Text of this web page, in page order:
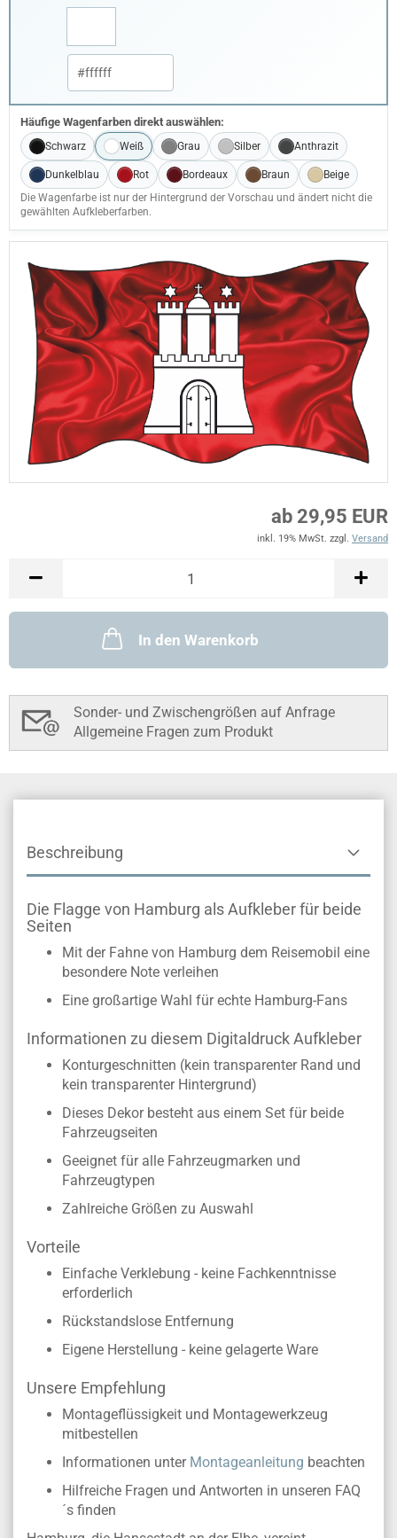
Häufige Wagenfarben direkt auswählen:
Schwarz Weiß Grau Silber Anthrazit
Dunkelblau Rot Bordeaux Braun
Beige
Die Wagenfarbe ist nur der Hintergrund der Vorschau und ändert nicht die
gewählten Aufkleberfarben.
ab 29,95 EUR
inkl. 19% MwSt. zzgl. Versand
In den Warenkorb
Sonder- und Zwischengrößen auf Anfrage
Allgemeine Fragen zum Produkt
Beschreibung
Die Flagge von Hamburg als Aufkleber für beide
Seiten
Mit der Fahne von Hamburg dem Reisemobil eine
besondere Note verleihen
Eine großartige Wahl für echte Hamburg-Fans
Informationen zu diesem Digitaldruck Aufkleber
Konturgeschnitten (kein transparenter Rand und
kein transparenter Hintergrund)
Dieses Dekor besteht aus einem Set für beide
Fahrzeugseiten
Geeignet für alle Fahrzeugmarken und
Fahrzeugtypen
Zahlreiche Größen zu Auswahl
Vorteile
Einfache Verklebung - keine Fachkenntnisse
erforderlich
Rückstandslose Entfernung
Eigene Herstellung - keine gelagerte Ware
Unsere Empfehlung
Montageflüssigkeit und Montagewerkzeug
mitbestellen
Informationen unter Montageanleitung beachten
Hilfreiche Fragen und Antworten in unseren FAQ
´s finden